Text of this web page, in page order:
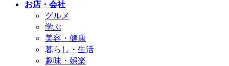
お店・会社
グルメ
学ぶ
美容・健康
暮らし・生活
趣味・娯楽